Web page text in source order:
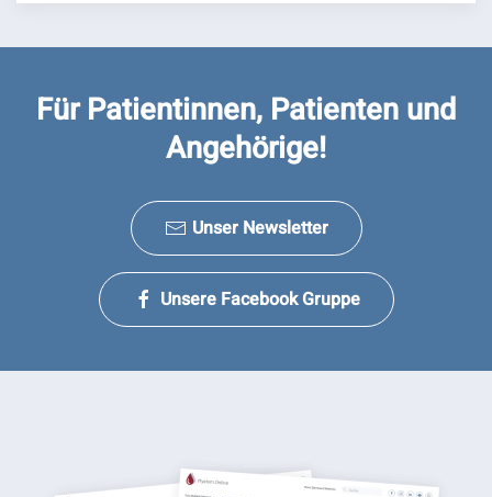
Für Patientinnen, Patienten und
Angehörige!
Unser Newsletter
Unsere Facebook Gruppe